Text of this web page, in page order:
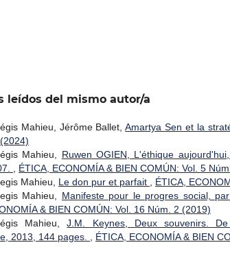
leídos del mismo autor/a
Mahieu, Jérôme Ballet,Amartya Sen et la
Mahieu, Ruwen OGIEN, L'éthique
ÉTICA, ECONOMÍA & BIEN COMÚN: Vol. 5
Mahieu, Le don pur et parfait
ÉTICA,
Mahieu, Manifeste pour le progres social,
& BIEN COMÚN: Vol. 16 Núm. 2 (2019)
Mahieu,J.M. Keynes, Deux souvenirs.
2013, 144 pages.
ÉTICA, ECONOMÍA & BIEN